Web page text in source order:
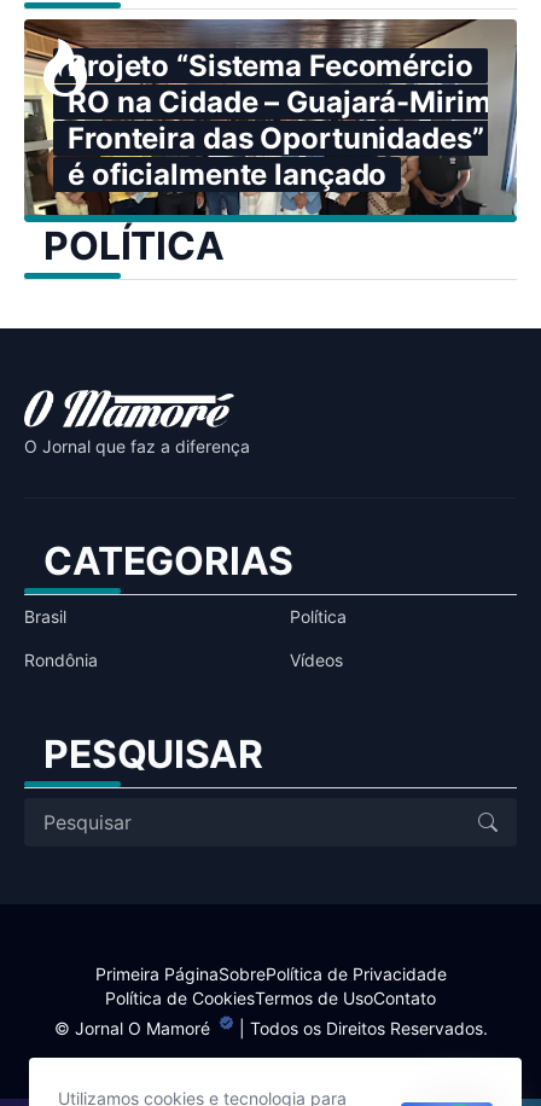
Projeto “Sistema Fecomércio
RO na Cidade – Guajará-Mirim:
Fronteira das Oportunidades”
é oficialmente lançado
POLÍTICA
O Jornal que faz a diferença
CATEGORIAS
Brasil Política
Rondônia Vídeos
PESQUISAR
© Jornal O Mamoré | Todos os Direitos Reservados.
Primeira PáginaSobrePolítica de Privacidade
Política de CookiesTermos de UsoContato
Utilizamos cookies e tecnologia para